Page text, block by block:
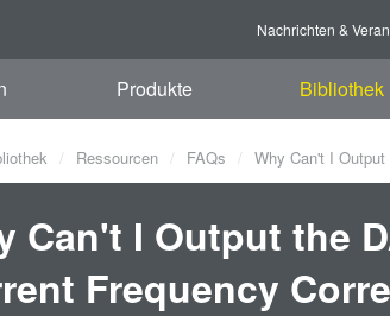
Nachrichten &
Produkte Bibliothek
Ressourcen FAQs Why Can't I
Can't I Output the
Frequency